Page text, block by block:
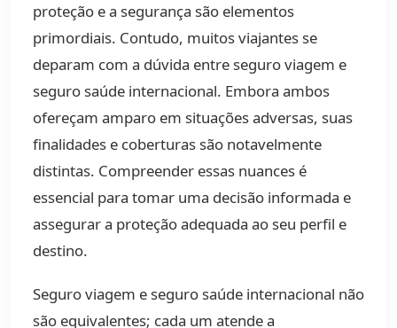
proteção e a segurança são elementos
primordiais. Contudo, muitos viajantes se
deparam com a dúvida entre seguro viagem e
seguro saúde internacional. Embora ambos
ofereçam amparo em situações adversas, suas
finalidades e coberturas são notavelmente
distintas. Compreender essas nuances é
essencial para tomar uma decisão informada e
assegurar a proteção adequada ao seu perfil e
destino.
Seguro viagem e seguro saúde internacional não
são equivalentes; cada um atende a